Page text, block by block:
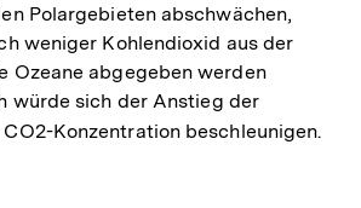
Polargebieten abschwächen,
weniger Kohlendioxid aus der
Ozeane abgegeben werden
würde sich der Anstieg der
Konzentration beschleunigen.